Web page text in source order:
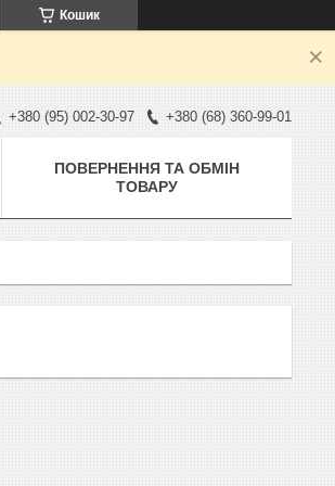
Кошик
+380 (95) 002-30-97 +380 (68) 360-99-01
ПОВЕРНЕННЯ ТА ОБМІН
ТОВАРУ